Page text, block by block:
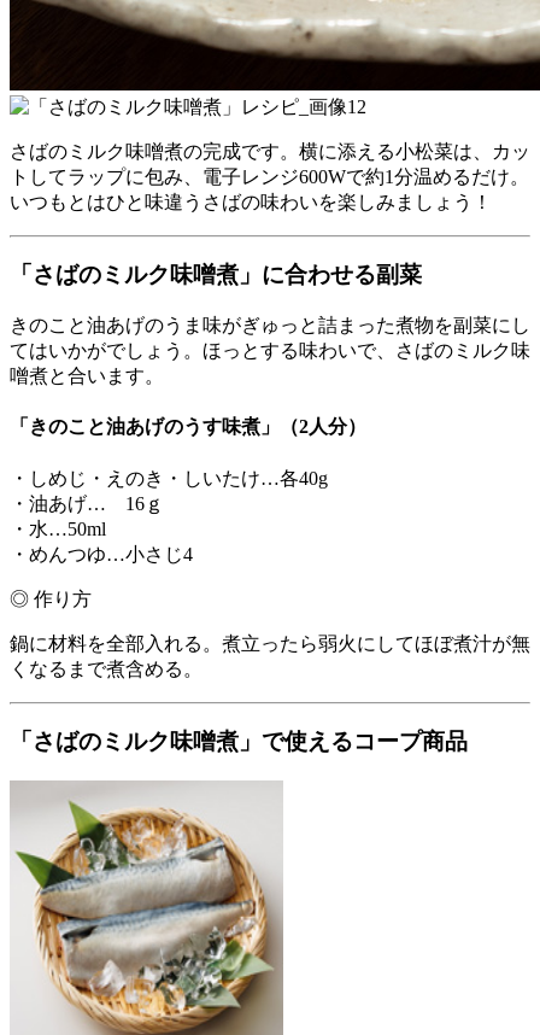
さばのミルク味噌煮の完成です。横に添える小松菜は、カッ
トしてラップに包み、電子レンジ600Wで約1分温めるだけ。
いつもとはひと味違うさばの味わいを楽しみましょう！
「さばのミルク味噌煮」に合わせる副菜
きのこと油あげのうま味がぎゅっと詰まった煮物を副菜にし
てはいかがでしょう。ほっとする味わいで、さばのミルク味
噌煮と合います。
「きのこと油あげのうす味煮」（2人分）
・しめじ・えのき・しいたけ…各40g
・油あげ… 16ｇ
・水…50ml
・めんつゆ…小さじ4
◎ 作り方
鍋に材料を全部入れる。煮立ったら弱火にしてほぼ煮汁が無
くなるまで煮含める。
「さばのミルク味噌煮」で使えるコープ商品